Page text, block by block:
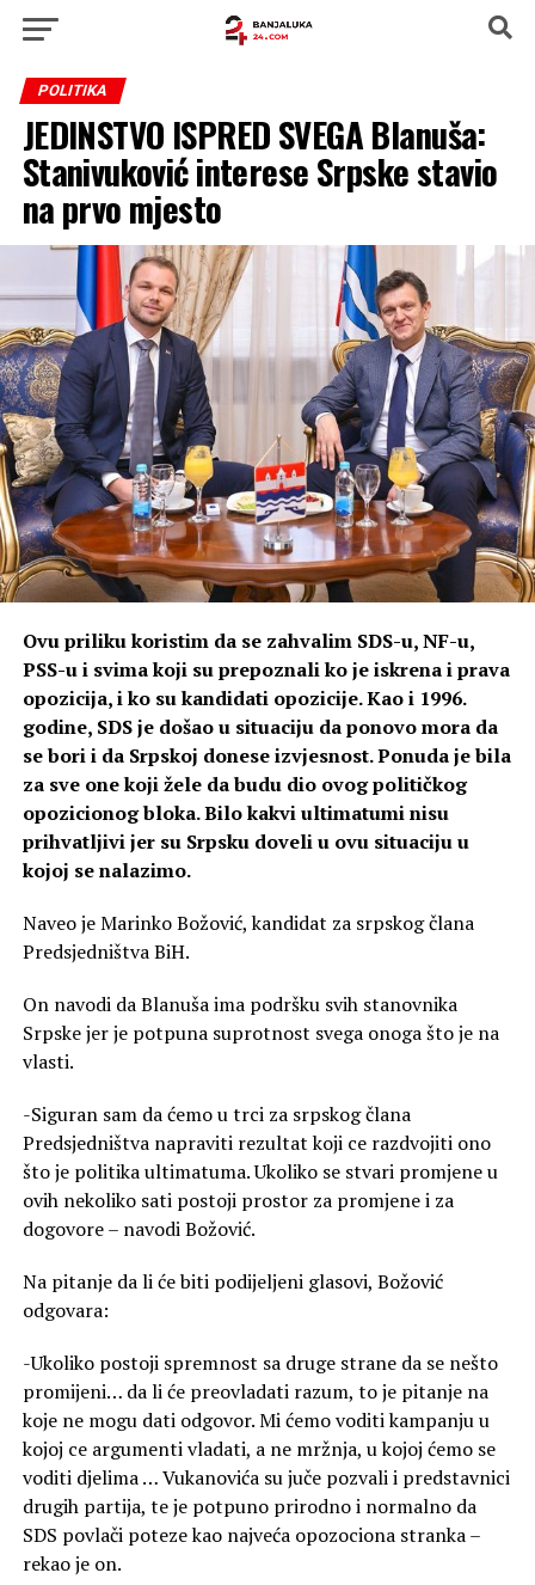
POLITIKA
JEDINSTVO ISPRED SVEGA Blanuša:
Stanivuković interese Srpske stavio
na prvo mjesto
Ovu priliku koristim da se zahvalim SDS-u, NF-u,
PSS-u i svima koji su prepoznali ko je iskrena i prava
opozicija, i ko su kandidati opozicije. Kao i 1996.
godine, SDS je došao u situaciju da ponovo mora da
se bori i da Srpskoj donese izvjesnost. Ponuda je bila
za sve one koji žele da budu dio ovog političkog
opozicionog bloka. Bilo kakvi ultimatumi nisu
prihvatljivi jer su Srpsku doveli u ovu situaciju u
kojoj se nalazimo.
Naveo je Marinko Božović, kandidat za srpskog člana
Predsjedništva BiH.
On navodi da Blanuša ima podršku svih stanovnika
Srpske jer je potpuna suprotnost svega onoga što je na
vlasti.
-Siguran sam da ćemo u trci za srpskog člana
Predsjedništva napraviti rezultat koji ce razdvojiti ono
što je politika ultimatuma. Ukoliko se stvari promjene u
ovih nekoliko sati postoji prostor za promjene i za
dogovore – navodi Božović.
Na pitanje da li će biti podijeljeni glasovi, Božović
odgovara:
-Ukoliko postoji spremnost sa druge strane da se nešto
promijeni… da li će preovladati razum, to je pitanje na
koje ne mogu dati odgovor. Mi ćemo voditi kampanju u
kojoj ce argumenti vladati, a ne mržnja, u kojoj ćemo se
voditi djelima … Vukanovića su juče pozvali i predstavnici
drugih partija, te je potpuno prirodno i normalno da
SDS povlači poteze kao najveća opozociona stranka –
rekao je on.